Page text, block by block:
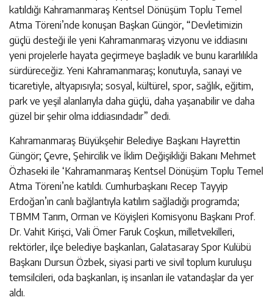
katıldığı Kahramanmaraş Kentsel Dönüşüm Toplu Temel
Atma Töreni’nde konuşan Başkan Güngör, “Devletimizin
güçlü desteği ile yeni Kahramanmaraş vizyonu ve iddiasını
yeni projelerle hayata geçirmeye başladık ve bunu kararlılıkla
sürdüreceğiz. Yeni Kahramanmaraş; konutuyla, sanayi ve
ticaretiyle, altyapısıyla; sosyal, kültürel, spor, sağlık, eğitim,
park ve yeşil alanlarıyla daha güçlü, daha yaşanabilir ve daha
güzel bir şehir olma iddiasındadır” dedi.
Kahramanmaraş Büyükşehir Belediye Başkanı Hayrettin
Güngör; Çevre, Şehircilik ve İklim Değişikliği Bakanı Mehmet
Özhaseki ile ‘Kahramanmaraş Kentsel Dönüşüm Toplu Temel
Atma Töreni’ne katıldı. Cumhurbaşkanı Recep Tayyip
Erdoğan’ın canlı bağlantıyla katılım sağladığı programda;
TBMM Tarım, Orman ve Köyişleri Komisyonu Başkanı Prof.
Dr. Vahit Kirişci, Vali Ömer Faruk Coşkun, milletvekilleri,
rektörler, ilçe belediye başkanları, Galatasaray Spor Kulübü
Başkanı Dursun Özbek, siyasi parti ve sivil toplum kuruluşu
temsilcileri, oda başkanları, iş insanları ile vatandaşlar da yer
aldı.